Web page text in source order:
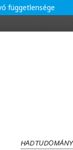
függetlensége